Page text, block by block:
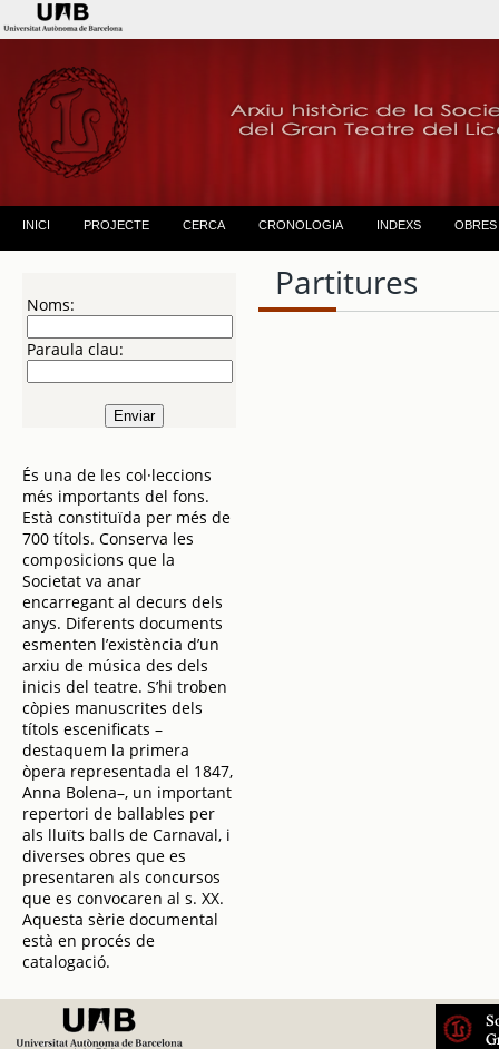
INICI PROJECTE CERCA CRONOLOGIA INDEXS OBRES
Noms:
Paraula clau:
És una de les col·leccions
més importants del fons.
Està constituïda per més de
700 títols. Conserva les
composicions que la
Societat va anar
encarregant al decurs dels
anys. Diferents documents
esmenten l’existència d’un
arxiu de música des dels
inicis del teatre. S’hi troben
còpies manuscrites dels
títols escenificats –
destaquem la primera
òpera representada el 1847,
Anna Bolena–, un important
repertori de ballables per
als lluïts balls de Carnaval, i
diverses obres que es
presentaren als concursos
que es convocaren al s. XX.
Aquesta sèrie documental
està en procés de
catalogació.
Partitures